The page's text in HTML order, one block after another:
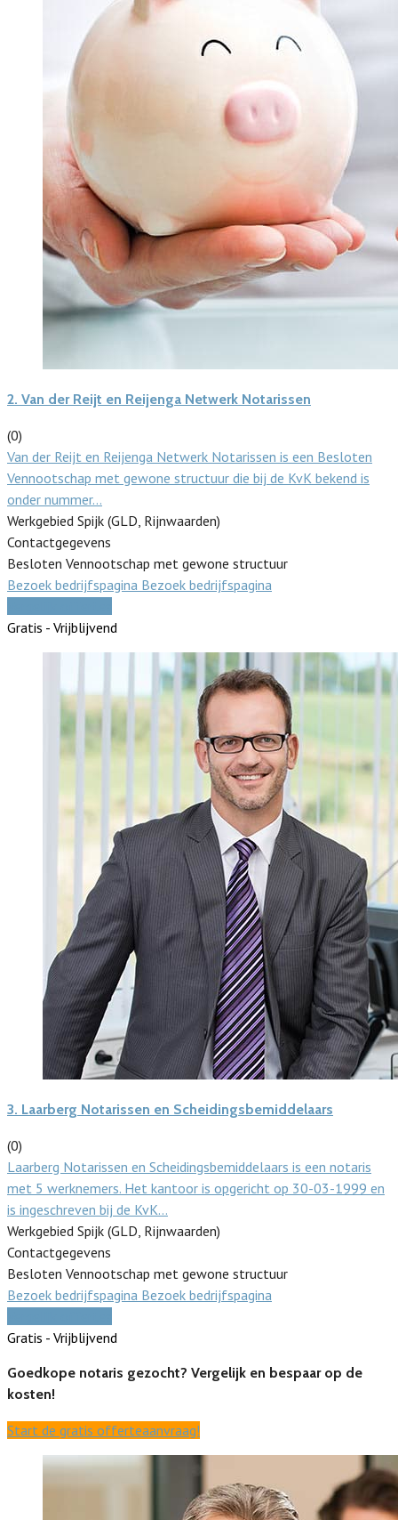
2. Van der Reijt en Reijenga Netwerk Notarissen
(0)
Van der Reijt en Reijenga Netwerk Notarissen is een Besloten
Vennootschap met gewone structuur die bij de KvK bekend is
onder nummer…
Werkgebied Spijk (GLD, Rijnwaarden)
Contactgegevens
Besloten Vennootschap met gewone structuur
Bezoek bedrijfspagina Bezoek bedrijfspagina
Gratis - Vrijblijvend
3. Laarberg Notarissen en Scheidingsbemiddelaars
(0)
Laarberg Notarissen en Scheidingsbemiddelaars is een notaris
met 5 werknemers. Het kantoor is opgericht op 30-03-1999 en
is ingeschreven bij de KvK…
Werkgebied Spijk (GLD, Rijnwaarden)
Contactgegevens
Besloten Vennootschap met gewone structuur
Bezoek bedrijfspagina Bezoek bedrijfspagina
Gratis - Vrijblijvend
Goedkope notaris gezocht? Vergelijk en bespaar op de
kosten!
Start de gratis offerteaanvraag!